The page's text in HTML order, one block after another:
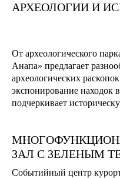
АРХЕОЛОГИИ И
От археологического
Анапа» предлагает
археологических
экспонирование находок
подчеркивает
ЗАЛ С ЗЕЛЕНЫМ
Событийный центр